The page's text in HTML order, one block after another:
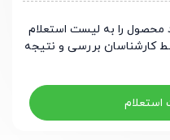
را به لیست استعلام
بررسی و نتیجه